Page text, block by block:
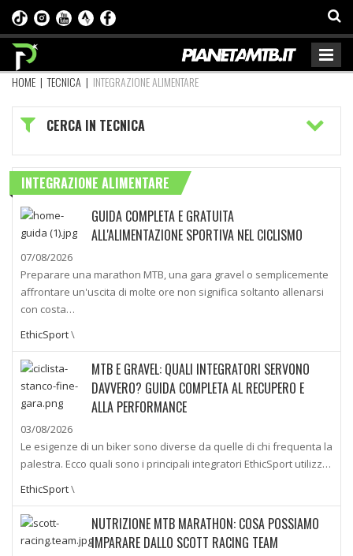
HOME |TECNICA | INTEGRAZIONE ALIMENTARE
CERCA IN TECNICA
INTEGRAZIONE ALIMENTARE
GUIDA COMPLETA E GRATUITA
ALL'ALIMENTAZIONE SPORTIVA NEL CICLISMO
07/08/2026
Preparare una marathon MTB, una gara gravel o semplicemente
affrontare un'uscita di molte ore non significa soltanto allenarsi
con costa…
EthicSport\
MTB E GRAVEL: QUALI INTEGRATORI SERVONO
DAVVERO? GUIDA COMPLETA AL RECUPERO E
ALLA PERFORMANCE
03/08/2026
Le esigenze di un biker sono diverse da quelle di chi frequenta la
palestra. Ecco quali sono i principali integratori EthicSport utilizz…
EthicSport\
NUTRIZIONE MTB MARATHON: COSA POSSIAMO
IMPARARE DALLO SCOTT RACING TEAM